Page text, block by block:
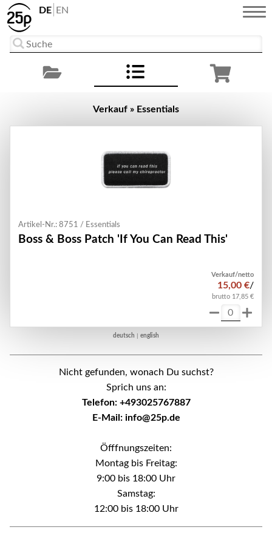
Verkauf » Essentials
Artikel-Nr.: 8751 / Essentials
Boss & Boss Patch 'If You Can Read This'
Verkauf/netto
15,00 €/
brutto 17,85 €
deutsch english
Nicht gefunden, wonach Du suchst?
Sprich uns an:
Telefon: +493025767887
E-Mail: info@25p.de
Öfffnungszeiten:
Montag bis Freitag:
9:00 bis 18:00 Uhr
Samstag:
12:00 bis 18:00 Uhr
DE EN